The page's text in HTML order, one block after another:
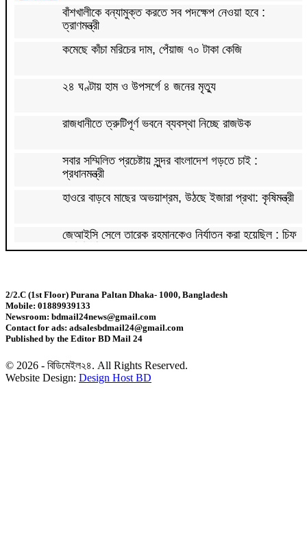
বাঁশখালীকে বন্যামুক্ত করতে সব পদক্ষেপ নেওয়া হবে :
ত্রাণমন্ত্রী
কমেছে কাঁচা মরিচের দাম, পেঁয়াজ ৭০ টাকা কেজি
২৪ ঘণ্টায় হাম ও উপসর্গে ৪ জনের মৃত্যু
রাজধানীতে ত্রুটিপূর্ণ ভবনে ব্যবস্থা নিচ্ছে রাজউক
সবার সম্মিলিত প্রচেষ্টায় সুন্দর বাংলাদেশ গড়তে চাই :
প্রধানমন্ত্রী
হাওরে বাড়বে মাছের অভয়াশ্রম, উঠছে ইজারা প্রথা: কৃষিমন্ত্রী
জেআইসি সেলে তারেক রহমানকেও নির্যাতন করা হয়েছিল : চিফ
প্রসিকিউটর
২০২৭ সালের রমজান ও ঈদের সম্ভাব্য তারিখ জানা গেল
‘শেখ হাসিনা কার্ড’ নিয়ে ভারত বন্ধুত্ব চাইতে পারে না:
স্বরাষ্ট্রমন্ত্রী
সাড়ে ৬ বছরে মোটরসাইকেল দুর্ঘটনায় নিহত ১৫ হাজার ৭১২
2/2.C (1st Floor) Purana Paltan Dhaka- 1000, Bangladesh
Mobile: 01889939133
Newsroom: bdmail24news@gmail.com
Contact for ads: adsalesbdmail24@gmail.com
Published by the Editor BD Mail 24
© 2026 - বিডিমেইল২৪. All Rights Reserved.
Website Design: Design Host BD